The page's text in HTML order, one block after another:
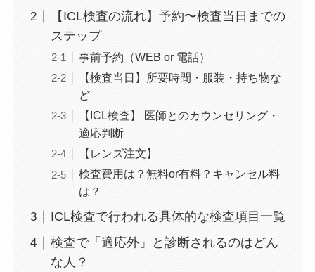
【ICL検査の流れ】予約〜検査当日までの
ステップ
事前予約（WEB or 電話）
【検査当日】所要時間・服装・持ち物な
ど
【ICL検査】 医師とのカウンセリング・
適応判断
【レンズ注文】
検査費用は？無料or有料？キャンセル料
は？
ICL検査で行われる具体的な検査項目一覧
検査で「適応外」と診断されるのはどん
な人？